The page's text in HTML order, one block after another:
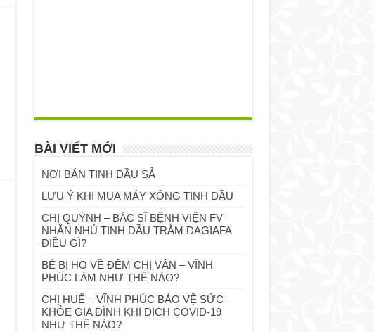
BÀI VIẾT MỚI
NƠI BÁN TINH DẦU SẢ
LƯU Ý KHI MUA MÁY XÔNG TINH DẦU
CHỊ QUỲNH – BÁC SĨ BỆNH VIỆN FV
NHẮN NHỦ TINH DẦU TRÀM DAGIAFA
ĐIỀU GÌ?
BÉ BỊ HO VỀ ĐÊM CHỊ VÂN – VĨNH
PHÚC LÀM NHƯ THẾ NÀO?
CHỊ HUẾ – VĨNH PHÚC BẢO VỆ SỨC
KHỎE GIA ĐÌNH KHI DỊCH COVID-19
NHƯ THẾ NÀO?